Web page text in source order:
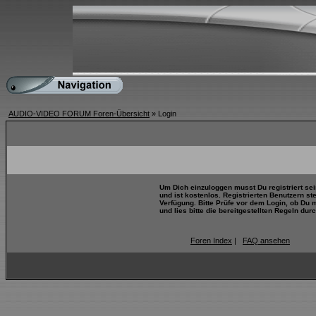
AUDIO-VIDEO FORUM Foren-Übersicht » Login
Um Dich einzuloggen musst Du registriert
und ist kostenlos. Registrierten Benutzern
Verfügung. Bitte Prüfe vor dem Login, ob
und lies bitte die bereitgestellten Regeln
Foren Index | FAQ ansehen